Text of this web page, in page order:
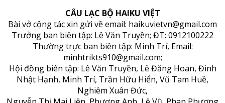
CÂU LẠC BỘ HAIKU VIỆT
Bài vở cộng tác xin gửi về email: haikuvietvn@gmail.com
Trưởng ban biên tập: Lê Văn Truyền; ĐT: 0912100222
Thường trực ban biên tập: Minh Trí, Email:
minhtrikts910@gmail.com;
Hội đồng biên tập: Lê Văn Truyền, Lê Đăng Hoan, Đinh
Nhật Hạnh, Minh Trí, Trần Hữu Hiển, Vũ Tam Huề,
Nghiêm Xuân Đức,